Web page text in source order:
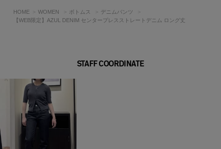
■生地
透け感：なし
裏 地：なし
伸縮性：あり(微)
光沢感：なし
■モデル身長：172cm（25inchモデル丈着用）
HOME WOMEN ボトムス
デニムパンツ
【WEB限定】AZUL DENIM センタープレスストレートデニム ロング丈
STAFF COORDINATE